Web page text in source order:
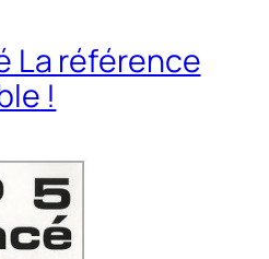
La référence
!